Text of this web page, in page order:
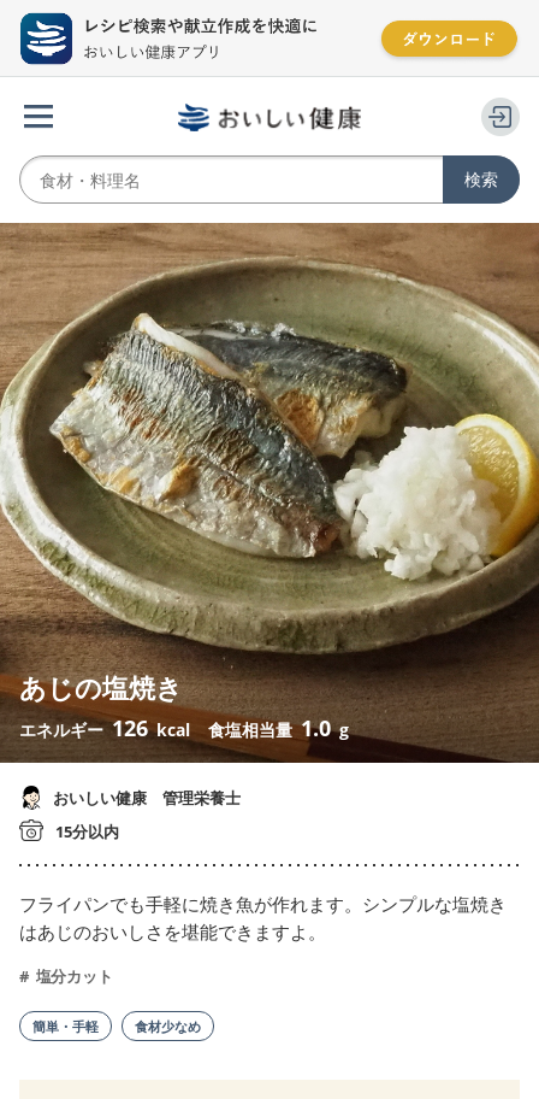
あじの塩焼き
エネルギー 126 kcal 食塩相当量1.0 g
おいしい健康 管理栄養士
15分以内
フライパンでも手軽に焼き魚が作れます。シンプルな塩焼き
はあじのおいしさを堪能できますよ。
塩分カット
簡単・手軽 食材少なめ